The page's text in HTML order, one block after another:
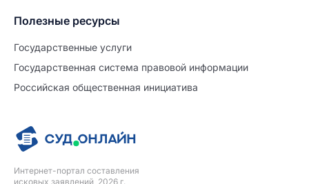
Интернет-портал составления
исковых заявлений, 2026 г.
Полезные ресурсы
Государственные услуги
Государственная система правовой информации
Российская общественная инициатива
Продолжите заполнение
Расторжение брака
Уже заполнено
Шаг 0 из 15
№5712697
ПРОДОЛЖИТЬ ЗАПОЛНЕНИЕ